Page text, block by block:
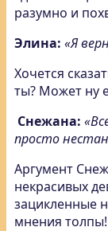
разумно и
Элина: «Я
Хочется
ты? Может ну
Снежана:
просто
Аргумент
некрасивых
зацикленные
мнения толпы!